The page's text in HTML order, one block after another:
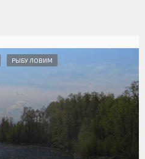
РЫБУ ЛОВИМ